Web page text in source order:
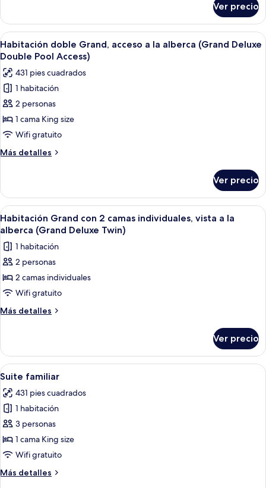
alberca
(Grand
Deluxe
Double)
doble
Grand,
vista
a
alberca
(Grand
Deluxe
Double)
Ver precio
Abrir
todas
las
fotos
de
Habitación
doble
Grand,
acceso
a
alberca
(Grand
Deluxe
Double
Pool
Access)
Una habitación de hotel moderna
7
Habitación doble Grand, acceso a la alberca (Grand Deluxe
Double Pool Access)
431 pies cuadrados
1 habitación
2 personas
1 cama King size
Wifi gratuito
Más detalles
Más
doble
Grand,
acceso
a
alberca
(Grand
Deluxe
Double
Pool
Ver precio
Abrir
todas
las
fotos
de
Habitación
Grand
con
individuales,
vista
a
la
alberca
(Grand
Deluxe
Twin)
Habitación de hotel con dos camas,
7
Habitación Grand con 2 camas individuales, vista a la
alberca (Grand Deluxe Twin)
1 habitación
2 personas
2 camas individuales
Wifi gratuito
Más detalles
Más
Grand
con
2
individuales,
vista
la
alberca
(Grand
Deluxe
Twin)
Ver precio
Abrir
todas
las
fotos
de
Suite
familiar
Habitación de hotel moderna con
10
Suite familiar
431 pies cuadrados
1 habitación
3 personas
1 cama King size
Wifi gratuito
Más detalles
Más